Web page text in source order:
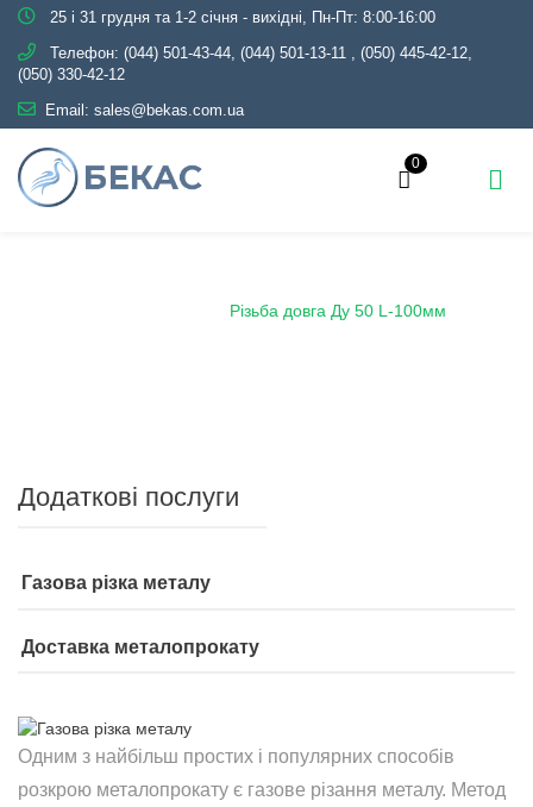
25 і 31 грудня та 1-2 січня - вихідні, Пн-Пт: 8:00-16:00
Телефон: (044) 501-43-44, (044) 501-13-11 , (050) 445-42-12,
(050) 330-42-12
Email: sales@bekas.com.ua
0
Різьба довга Ду 50 L-100мм
Додаткові послуги
Газова різка металу
Доставка металопрокату
Одним з найбільш простих і популярних способів
розкрою металопрокату є газове різання металу. Метод